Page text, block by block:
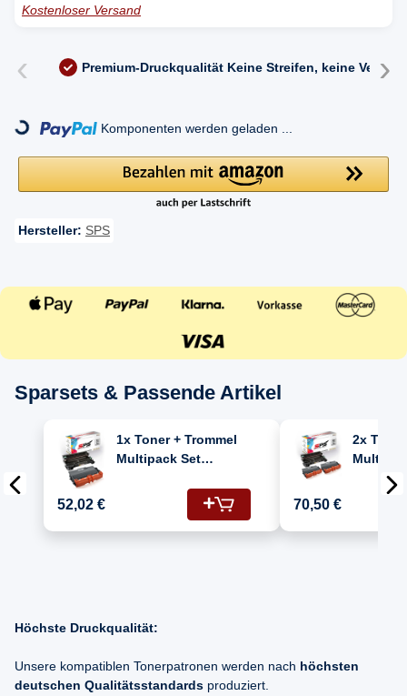
Kostenloser Versand
‹ Premium-Druckqualität Keine Streifen, keine ›
Loading... Komponenten werden geladen ...
Hersteller: SPS
Sparsets & Passende Artikel
1x Toner + Trommel
Multipack Set
Brother DCP-8250 (DR-
3300, TN-3380)
52,02 €
2x
Brother
70,50 €
Höchste Druckqualität:
Unsere kompatiblen Tonerpatronen werden nach höchsten
deutschen Qualitätsstandards produziert.